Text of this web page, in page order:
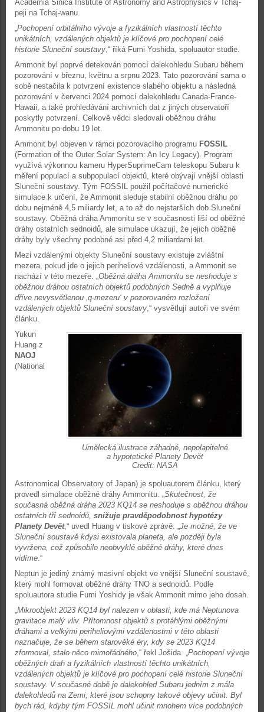
Academia Sinica Institute of Astronomy and Astrophysics v Tchaj-
peji na Tchaj-wanu.
Pochopení orbitálního vývoje a fyzikálních vlastností těchto
unikátních, vzdálených objektů je klíčové pro pochopení celé
historie Sluneční soustavy ,“ říká Fumi Yoshida, spoluautor studie.
Ammonit byl poprvé detekován pomocí dalekohledu Subaru během
pozorování v březnu, květnu a srpnu 2023. Tato pozorování sama o
sobě nestačila k potvrzení existence slabého objektu a následná
pozorování v červenci 2024 pomocí dalekohledu Canada-France-
Hawaii, a také prohledávání archivních dat z jiných observatoří
poskytly potvrzení. Celkově vědci sledovali oběžnou dráhu
Ammonitu po dobu 19 let.
Ammonit byl objeven v rámci pozorovacího programu FOSSIL
(Formation of the Outer Solar System: An Icy Legacy). Program
využívá výkonnou kameru HyperSuprimeCam teleskopu Subaru k
měření populací a subpopulací objektů, které obývají vnější oblasti
Sluneční soustavy. Tým FOSSIL použil počítačové numerické
simulace k určení, že Ammonit sleduje stabilní oběžnou dráhu po
dobu nejméně 4,5 miliardy let, a to až do nejstarších dob Sluneční
soustavy. Oběžná dráha Ammonitu se v současnosti liší od oběžné
dráhy ostatních sednoidů, ale simulace ukazují, že jejich oběžné
dráhy byly všechny podobné asi před 4,2 miliardami let.
Mezi vzdálenými objekty Sluneční soustavy existuje zvláštní
mezera, pokud jde o jejich periheliové vzdálenosti, a Ammonit se
nachází v této mezeře. „ Oběžná dráha Ammonitu se neshoduje s
oběžnou dráhou ostatních objektů podobných Sedně a vyplňuje
dříve nevysvětlenou ‚q-mezeru‘ v pozorovaném rozložení
vzdálených objektů Sluneční soustavy ,“ vysvětlují autoři ve svém
článku.
Umělecká ilustrace záhadné, nepolapitelné
a hypotetické Planety Devět
Credit: NASA
Yukun
Huang z
NAOJ
(National
Astronomical Observatory of Japan) je spoluautorem článku, který
provedl simulace oběžné dráhy Ammonitu. „Skutečnost, že
současná oběžná dráha 2023 KQ14 se neshoduje s oběžnou dráhou
ostatních tří sednoidů, snižuje pravděpodobnost hypotézy
Planety Devět,“ uvedl Huang v tiskové zprávě. „Je možné, že ve
Sluneční soustavě kdysi existovala planeta, ale později byla
vyvržena, což způsobilo neobvyklé oběžné dráhy, které dnes
vidíme.“
Neptun je jediný známý masivní objekt ve vnější Sluneční soustavě,
který mohl formovat oběžné dráhy TNO a sednoidů. Podle
spoluautora studie Fumi Yoshidy je však Ammonit mimo jeho dosah.
„Mikroobjekt 2023 KQ14 byl nalezen v oblasti, kde má Neptunova
gravitace malý vliv. Přítomnost objektů s protáhlými oběžnými
dráhami a velkými periheliovými vzdálenostmi v této oblasti
naznačuje, že se během starověké éry, kdy se 2023 KQ14
zformoval, stalo něco mimořádného,“ řekl Jošida. „Pochopení vývoje
oběžných drah a fyzikálních vlastností těchto unikátních,
vzdálených objektů je klíčové pro pochopení celé historie Sluneční
soustavy. V současné době je dalekohled Subaru jedním z mála
dalekohledů na Zemi, které jsou schopny takové objevy učinit. Byl
bych rád, kdyby tým FOSSIL mohl učinit mnohem více podobných